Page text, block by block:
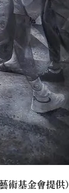
術基金會提供）